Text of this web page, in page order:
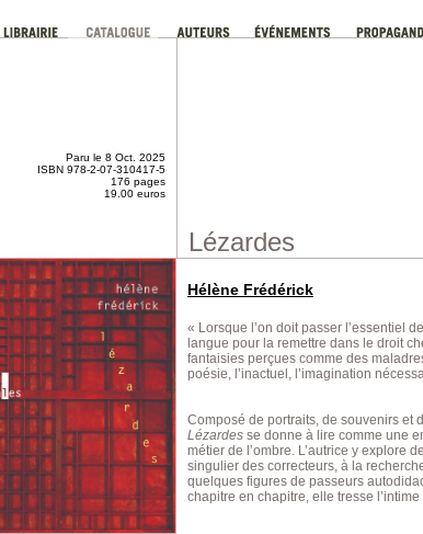
Paru le 8 Oct. 2025
ISBN 978-2-07-310417-5
176 pages
19.00 euros
Lézardes
Hélène Frédérick
« Lorsque l’on doit passer l’essentiel
langue pour la remettre dans le droit
fantaisies perçues comme des
poésie, l’inactuel, l’imagination
Composé de portraits, de souvenirs et
Lézardes se donne à lire comme une
métier de l’ombre. L’autrice y explore
singulier des correcteurs, à la
quelques figures de passeurs
chapitre en chapitre, elle tresse